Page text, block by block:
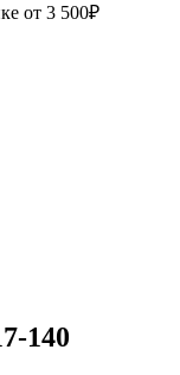
от 3 500₽
140